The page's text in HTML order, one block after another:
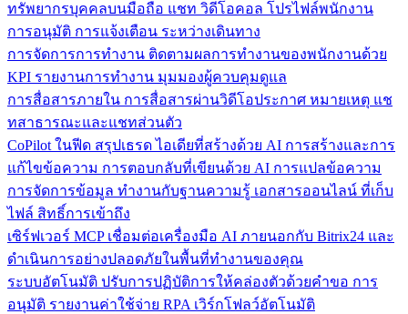
ทรัพยากรบุคคลบนมือถือ แชท วิดีโอคอล โปรไฟล์พนักงาน
การอนุมัติ การแจ้งเตือน ระหว่างเดินทาง
การจัดการการทำงาน ติดตามผลการทำงานของพนักงานด้วย
KPI รายงานการทำงาน มุมมองผู้ควบคุมดูแล
การสื่อสารภายใน การสื่อสารผ่านวิดีโอประกาศ หมายเหตุ แช
ทสาธารณะและแชทส่วนตัว
CoPilot ในฟีด สรุปเธรด ไอเดียที่สร้างด้วย AI การสร้างและการ
แก้ไขข้อความ การตอบกลับที่เขียนด้วย AI การแปลข้อความ
การจัดการข้อมูล ทำงานกับฐานความรู้ เอกสารออนไลน์ ที่เก็บ
ไฟล์ สิทธิ์การเข้าถึง
เซิร์ฟเวอร์ MCP เชื่อมต่อเครื่องมือ AI ภายนอกกับ Bitrix24 และ
ดำเนินการอย่างปลอดภัยในพื้นที่ทำงานของคุณ
ระบบอัตโนมัติ ปรับการปฏิบัติการให้คล่องตัวด้วยคำขอ การ
อนุมัติ รายงานค่าใช้จ่าย RPA เวิร์กโฟลว์อัตโนมัติ